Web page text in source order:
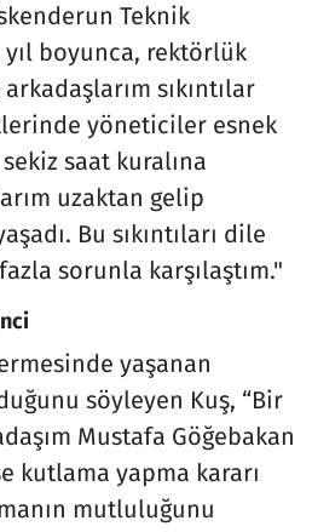
Teknik
boyunca, rektörlük
sıkıntılar
yöneticiler esnek
saat kuralına
uzaktan gelip
Bu sıkıntıları dile
sorunla karşılaştım."
yaşanan
söyleyen Kuş, “Bir
Mustafa Göğebakan
kutlama yapma kararı
mutluluğunu